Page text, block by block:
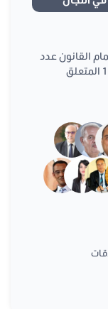
القانون عدد
40 لسنة 1975 المؤرخ في 14 ماي 1975 المتعلق